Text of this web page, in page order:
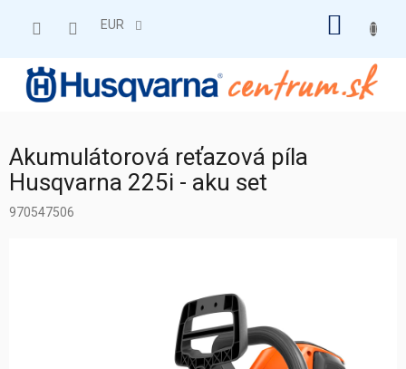
EUR
Akumulátorová reťazová píla
Husqvarna 225i - aku set
970547506